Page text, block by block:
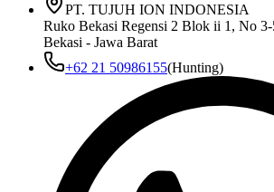
PT. TUJUH ION INDONESIA
Ruko Bekasi Regensi 2 Blok ii 1, No
Bekasi - Jawa Barat
+62 21 50986155(Hunting)